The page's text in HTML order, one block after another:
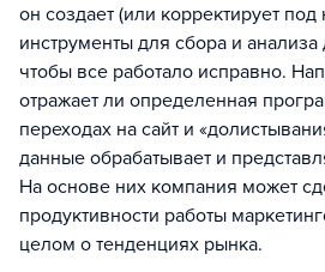
он создает (или корректирует
инструменты для сбора и
чтобы все работало исправно.
отражает ли определенная
переходах на сайт и
данные обрабатывает и
На основе них компания может
продуктивности работы
целом о тенденциях рынка.